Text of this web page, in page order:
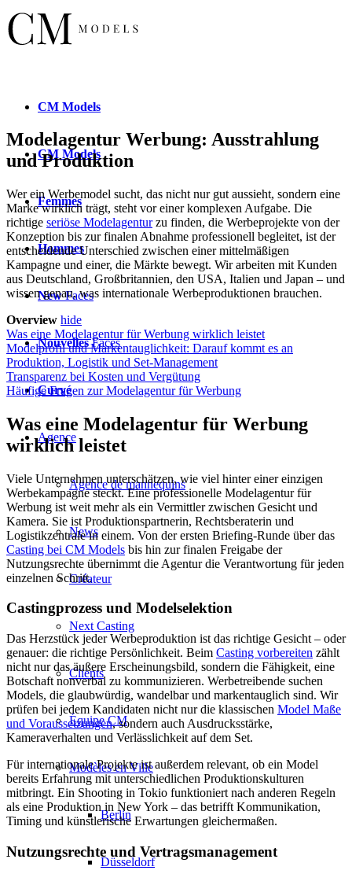
CM Models
CM Models
Femmes
Hommes
NewFaces
NouvellesFaces
Curvé
Agence
Agence de mannequins
News
Créateur
Next Casting
Clients
Équipe CM
Modèles en Ville
Berlin
Düsseldorf
Modelagentur Werbung: Ausstrahlung
und Produktion
Wer ein Werbemodel sucht, das nicht nur gut aussieht, sondern eine
Marke wirklich trägt, steht vor einer komplexen Aufgabe. Die
richtige seriöse Modelagenturzu finden, die Werbeprojekte von der
Konzeption bis zur finalen Abnahme professionell begleitet, ist der
entscheidende Unterschied zwischen einer mittelmäßigen
Kampagne und einer, die Märkte bewegt. Wir arbeiten mit Kunden
aus Deutschland, Großbritannien, den USA, Italien und Japan – und
wissen genau, was internationale Werbeproduktionen brauchen.
Overview hide
Was eine Modelagentur für Werbung wirklich leistet
Modelprofil und Markentauglichkeit: Darauf kommt es an
Produktion, Logistik und Set-Management
Transparenz bei Kosten und Vergütung
Häufige Fragen zur Modelagentur für Werbung
Was eine Modelagentur für Werbung
wirklich leistet
Viele Unternehmen unterschätzen, wie viel hinter einer einzigen
Werbekampagne steckt. Eine professionelle Modelagentur für
Werbung ist weit mehr als ein Vermittler zwischen Gesicht und
Kamera. Sie ist Produktionspartnerin, Rechtsberaterin und
Logistikzentrale in einem. Von der ersten Briefing-Runde über das
Casting bei CM Models bis hin zur finalen Freigabe der
Nutzungsrechte übernimmt die Agentur die Verantwortung für jeden
einzelnen Schritt.
Castingprozess und Modelselektion
Das Herzstück jeder Werbeproduktion ist das richtige Gesicht – oder
genauer: die richtige Persönlichkeit. Beim Casting vorbereiten zählt
nicht nur das äußere Erscheinungsbild, sondern die Fähigkeit, eine
Botschaft nonverbal zu kommunizieren. Werbetreibende suchen
Models, die glaubwürdig, wandelbar und markentauglich sind. Wir
prüfen bei jedem Kandidaten nicht nur die klassischen Model Maße
und Voraussetzungen, sondern auch Ausdrucksstärke,
Kameraverhalten und Verlässlichkeit auf dem Set.
Für internationale Projekte ist außerdem relevant, ob ein Model
bereits Erfahrung mit unterschiedlichen Produktionskulturen
mitbringt. Ein Shooting in Tokio funktioniert nach anderen Regeln
als eine Produktion in New York – das betrifft Kommunikation,
Timing und künstlerische Erwartungen gleichermaßen.
Nutzungsrechte und Vertragsmanagement